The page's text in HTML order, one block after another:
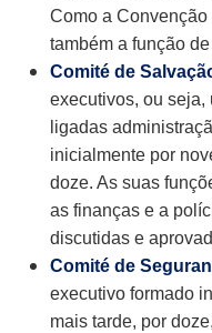
Como a
também a função
Comité de
executivos, ou seja,
ligadas
inicialmente por
doze. As suas
as finanças e a
discutidas e
Comité de
executivo formado
mais tarde, por